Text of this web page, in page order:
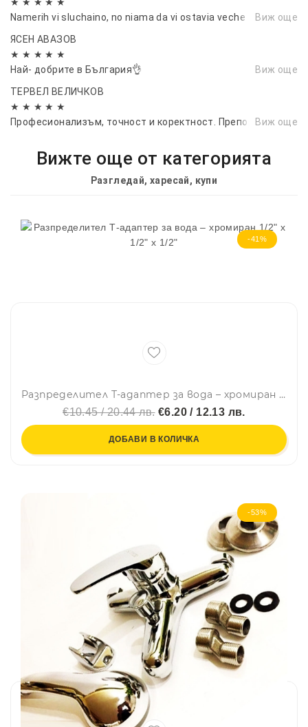
Namerih vi sluchaino, no niama da vi ostavia veche
Виж още
ЯСЕН АВАЗОВ
★ ★ ★ ★ ★
Най- добрите в България👌
Виж още
ТЕРВЕЛ ВЕЛИЧКОВ
★ ★ ★ ★ ★
Професионализъм, точност и коректност. Препоръчвам!👏
Виж още
Вижте още от категорията
Разгледай, харесай, купи
-41%
Разпределител Т-адаптер за вода – хромиран 1/2" х 1/2" х 1/2"
€10.45 / 20.44 лв.€6.20 / 12.13 лв.
ДОБАВИ В КОЛИЧКА
-53%